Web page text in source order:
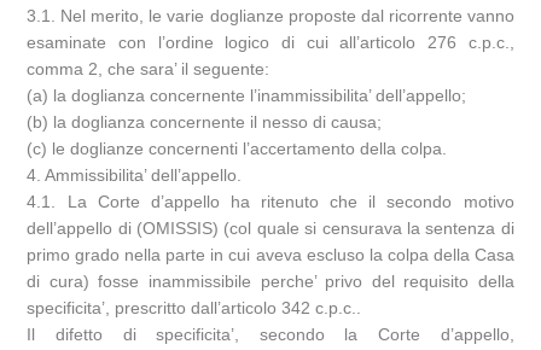
3.1. Nel merito, le varie doglianze proposte dal ricorrente vanno
esaminate con l’ordine logico di cui all’articolo 276 c.p.c.,
comma 2, che sara’ il seguente:
(a) la doglianza concernente l’inammissibilita’ dell’appello;
(b) la doglianza concernente il nesso di causa;
(c) le doglianze concernenti l’accertamento della colpa.
4. Ammissibilita’ dell’appello.
4.1. La Corte d’appello ha ritenuto che il secondo motivo
dell’appello di (OMISSIS) (col quale si censurava la sentenza di
primo grado nella parte in cui aveva escluso la colpa della Casa
di cura) fosse inammissibile perche’ privo del requisito della
specificita’, prescritto dall’articolo 342 c.p.c..
Il difetto di specificita’, secondo la Corte d’appello,